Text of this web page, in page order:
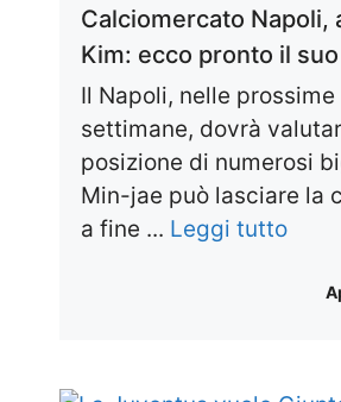
Calciomercato Napoli,
Kim: ecco pronto il
Il Napoli, nelle prossime
settimane, dovrà
posizione di numerosi
Min-jae può lasciare la
a fine ... Leggi tutto